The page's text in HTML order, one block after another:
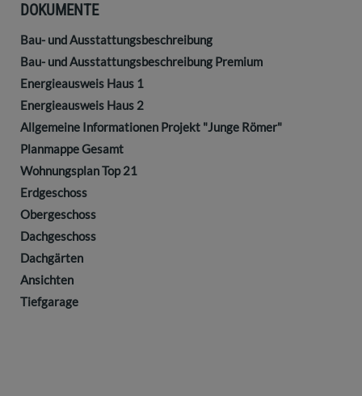
DOKUMENTE
Bau- und Ausstattungsbeschreibung
Bau- und Ausstattungsbeschreibung Premium
Energieausweis Haus 1
Energieausweis Haus 2
Allgemeine Informationen Projekt "Junge Römer"
Planmappe Gesamt
Wohnungsplan Top 21
Erdgeschoss
Obergeschoss
Dachgeschoss
Dachgärten
Ansichten
Tiefgarage